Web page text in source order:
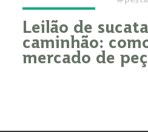
Leilão de
caminhão:
mercado de